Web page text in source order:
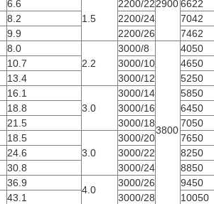
2900
6.6
1.5
2200/22 6622
8.2 2200/24 7042
9.9 2200/26 7462
8.0
2.2
3000/8
3800
4050
10.7 3000/10 4650
13.4 3000/12 5250
16.1
3.0
3000/14 5850
18.8 3000/16 6450
21.5 3000/18 7050
18.5
3.0
3000/20 7650
24.6 3000/22 8250
30.8 3000/24 8850
36.9
4.0
3000/26 9450
43.1 3000/28 10050